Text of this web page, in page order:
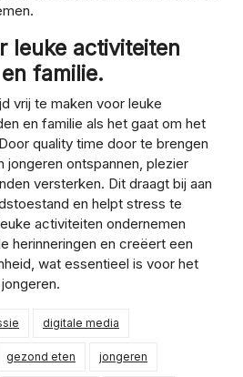
leuke activiteiten
familie.
vrij te maken voor leuke
en familie als het gaat om het
quality time door te brengen
jongeren ontspannen, plezier
versterken. Dit draagt bij aan
en helpt stress te
activiteiten ondernemen
herinneringen en creëert een
wat essentieel is voor het
digitale media
gezond eten jongeren